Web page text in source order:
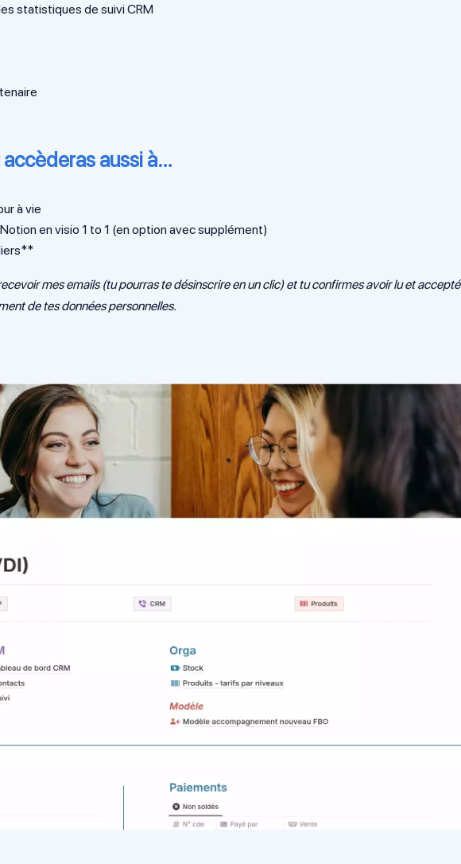
statistiques de suivi CRM
aussi à…
à vie
en visio 1 to 1 (en option avec supplément)
mes emails (tu pourras te désinscrire en un clic) et tu confirmes avoir lu et accepté
de tes données personnelles.